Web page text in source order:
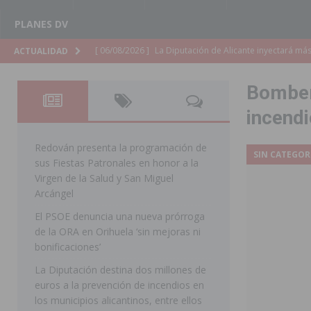
PLANES DV
ACTUALIDAD [ 06/08/2026 ] La Diputación de Alicante inyectará
[ 06/08/2026 ] San Miguel de Salinas abre las
SAN MIGUEL DE SALINAS
La Escuela Municipal de Música de
[ 06/08/2026 ] Convocado el XXVII Concurso de
HORADADA
BENEJUZAR
[ 06/08/2026 ]
[ 06/08/2026 ] El PP de Guardamar lleva al Pleno
SIN
Redován presenta la programación de
sus Fiestas Patronales en honor a la
Virgen de la Salud y San Miguel
Arcángel
El PSOE denuncia una nueva prórroga
de la ORA en Orihuela ‘sin mejoras ni
bonificaciones’
La Diputación destina dos millones de
euros a la prevención de incendios en
los municipios alicantinos, entre ellos